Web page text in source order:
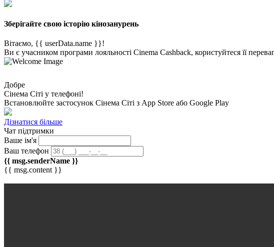
Зберігайте свою історію кінозанурень
Вітаємо, {{ userData.name }}!
Ви є учасником програми лояльності Cinema Cashback, користуйтеся її
Добре
Сінема Сіті у телефоні!
Встановлюйте застосунок Сінема Сіті з App Store або Google Play
Дізнатися більше
Чат підтримки
Ваше ім'я
Ваш телефон
{{ msg.senderName }}
{{ msg.content }}